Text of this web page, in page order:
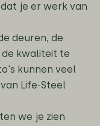
je er werk van
deuren, de
kwaliteit te
kunnen veel
Life-Steel
we je zien